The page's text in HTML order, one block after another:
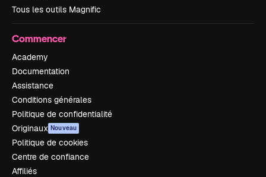
Tous les outils Magnific
Commencer
Academy
Documentation
Assistance
Conditions générales
Politique de confidentialité
Originaux Nouveau
Politique de cookies
Centre de confiance
Affiliés